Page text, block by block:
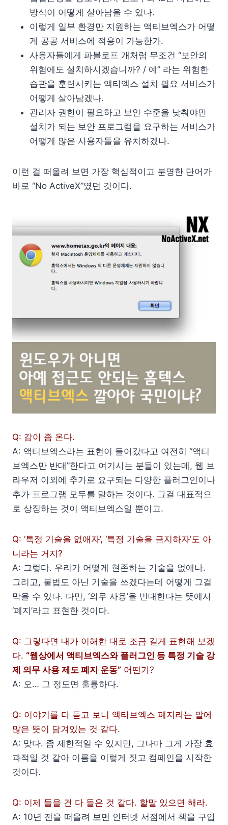
방식이 어떻게 살아남을 수 있나.
이렇게 일부 환경만 지원하는 액티브엑스가 어떻
게 공공 서비스에 적용이 가능한가.
사용자들에게 파블로프 개처럼 무조건 “보안의
위험에도 설치하시겠습니까? / 예” 라는 위험한
습관을 훈련시키는 액티엑스 설치 필요 서비스가
어떻게 살아남겠나.
관리자 권한이 필요하고 보안 수준을 낮춰야만
설치가 되는 보안 프로그램을 요구하는 서비스가
어떻게 많은 사용자들을 유치하겠나.
이런 걸 떠올려 보면 가장 핵심적이고 분명한 단어가
바로 “No ActiveX”였던 것이다.
Q: 감이 좀 온다.
A: 액티브엑스라는 표현이 들어갔다고 여전히 “액티
브엑스만 반대”한다고 여기시는 분들이 있는데, 웹 브
라우저 이외에 추가로 요구되는 다양한 플러그인이나
추가 프로그램 모두를 말하는 것이다. 그걸 대표적으
로 상징하는 것이 액티브엑스일 뿐이고.
Q: ‘특정 기술을 없애자’, ‘특정 기술을 금지하자’도 아
니라는 거지?
A: 그렇다. 우리가 어떻게 현존하는 기술을 없애나.
그리고, 불법도 아닌 기술을 쓰겠다는데 어떻게 그걸
막을 수 있나. 다만, ‘의무 사용’을 반대한다는 뜻에서
‘폐지’라고 표현한 것이다.
Q: 그렇다면 내가 이해한 대로 조금 길게 표현해 보겠
다. “웹상에서 액티브엑스와 플러그인 등 특정 기술 강
제 의무 사용 제도 폐지 운동” 어떤가?
A: 오… 그 정도면 훌륭하다.
Q: 이야기를 다 듣고 보니 액티브엑스 폐지라는 말에
많은 뜻이 담겨있는 것 같다.
A: 맞다. 좀 제한적일 수 있지만, 그나마 그게 가장 효
과적일 것 같아 이름을 이렇게 짓고 캠페인을 시작한
것이다.
Q: 이제 들을 건 다 들은 것 같다. 할말 있으면 해라.
A: 10년 전을 떠올려 보면 인터넷 서점에서 책을 구입